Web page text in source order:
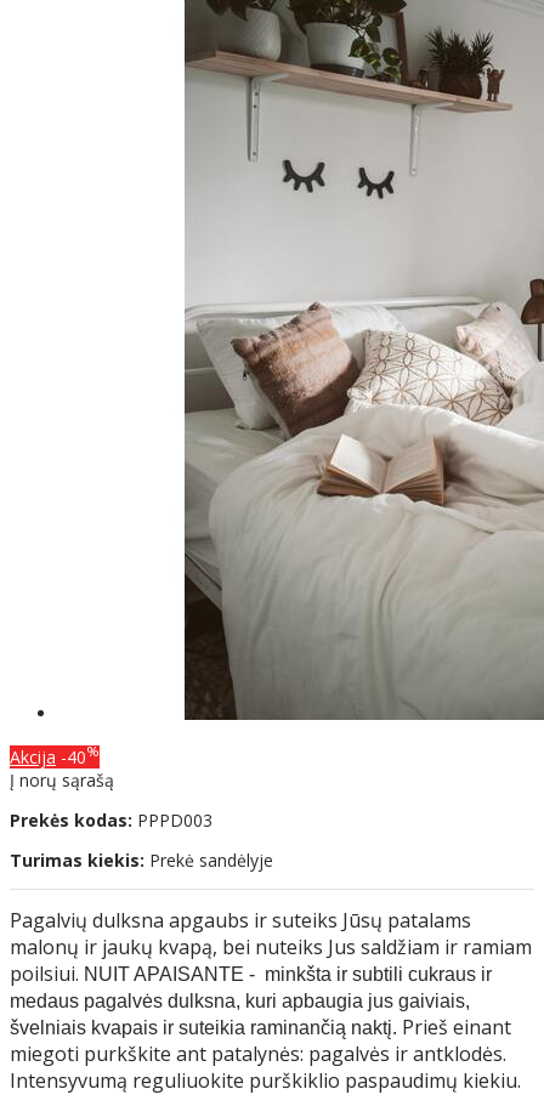
Akcija -40%
Į norų sąrašą
Prekės kodas: PPPD003
Turimas kiekis: Prekė sandėlyje
Pagalvių dulksna apgaubs ir suteiks Jūsų patalams
malonų ir jaukų kvapą, bei nuteiks Jus saldžiam ir ramiam
poilsiui. NUIT APAISANTE - minkšta ir subtili cukraus ir
medaus pagalvės dulksna, kuri apbaugia jus gaiviais,
švelniais kvapais ir suteikia raminančią naktį. Prieš einant
miegoti purkškite ant patalynės: pagalvės ir antklodės.
Intensyvumą reguliuokite purškiklio paspaudimų kiekiu.